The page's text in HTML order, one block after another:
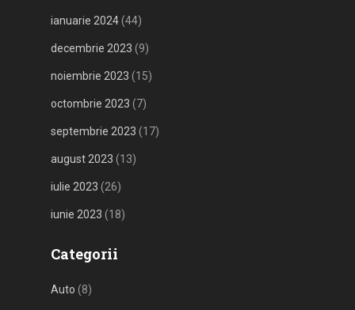
ianuarie 2024(44)
decembrie 2023 (9)
noiembrie 2023 (15)
octombrie 2023 (7)
septembrie 2023 (17)
august 2023 (13)
iulie 2023 (26)
iunie 2023 (18)
Categorii
Auto (8)